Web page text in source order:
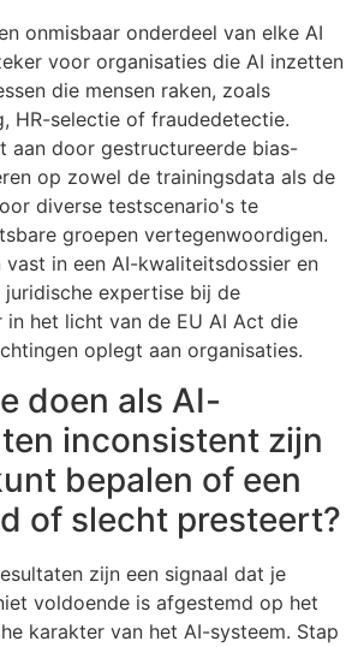
onmisbaar onderdeel van elke AI
voor organisaties die AI inzetten
die mensen raken, zoals
HR-selectie of fraudedetectie.
aan door gestructureerde bias-
op zowel de trainingsdata als de
diverse testscenario's te
groepen vertegenwoordigen.
in een AI-kwaliteitsdossier en
expertise bij de
in het licht van de EU AI Act die
oplegt aan organisaties.
doen als AI-
inconsistent zijn
bepalen of een
of slecht presteert?
zijn een signaal dat je
voldoende is afgestemd op het
karakter van het AI-systeem. Stap